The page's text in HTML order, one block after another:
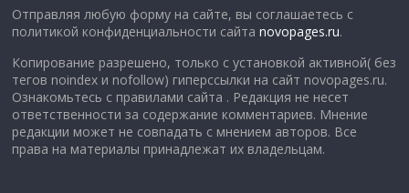
Отправляя любую форму на сайте, вы соглашаетесь с
политикой конфиденциальности сайтаnovopages.ru.
Копирование разрешено, только с установкой активной( без
тегов noindex и nofollow) гиперссылки на сайт novopages.ru.
Ознакомьтесь с правилами сайта . Редакция не несет
ответственности за содержание комментариев. Мнение
редакции может не совпадать с мнением авторов. Все
права на материалы принадлежат их владельцам.